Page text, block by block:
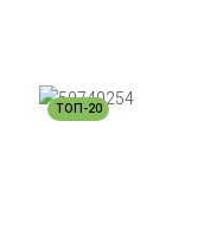
ТОП-20